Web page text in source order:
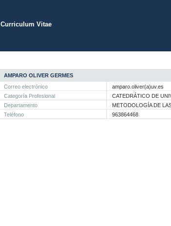
Curriculum Vitae
AMPARO OLIVER GERMES
Correo electrónico
amparo.oliver(a)uv.es
Categoría Profesional
CATEDRÁTICO DE
Departamento
METODOLOGÍA DE
Teléfono
963864468